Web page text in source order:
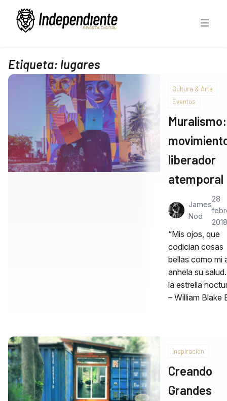
Etiqueta: lugares
Cultura & Arte
Eventos
liberador
atemporal
James
Nod
28
2018
“Mis ojos, que
codician cosas
bellas como mi
anhela su
la estrella
– William Blake
Inspiración
Creando
Grandes